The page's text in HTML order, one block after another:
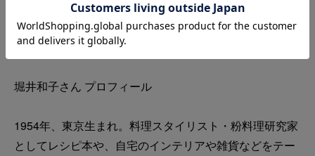
堀井和子さん プロフィール
1954年、東京生まれ。料理スタイリスト・粉料理研究家
としてレシピ本や、自宅のインテリアや雑貨などをテー